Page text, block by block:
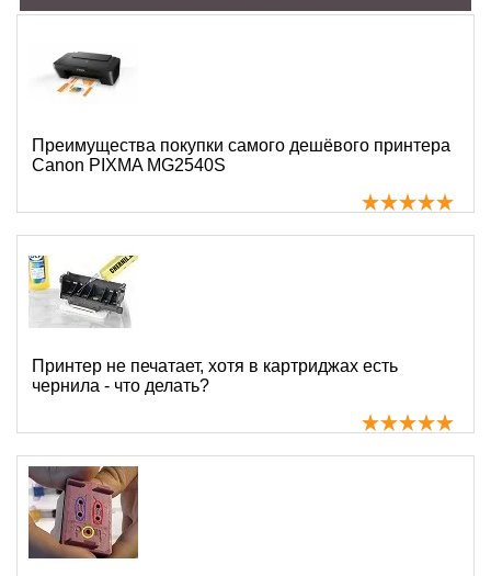
Преимущества покупки самого дешёвого принтера
Canon PIXMA MG2540S
Принтер не печатает, хотя в картриджах есть
чернила - что делать?